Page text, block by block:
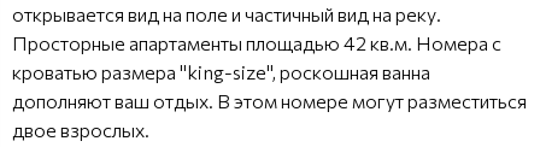
открывается вид на поле и частичный вид на реку.
Просторные апартаменты площадью 42 кв.м. Номера с
кроватью размера "king-size", роскошная ванна
дополняют ваш отдых. В этом номере могут разместиться
двое взрослых.